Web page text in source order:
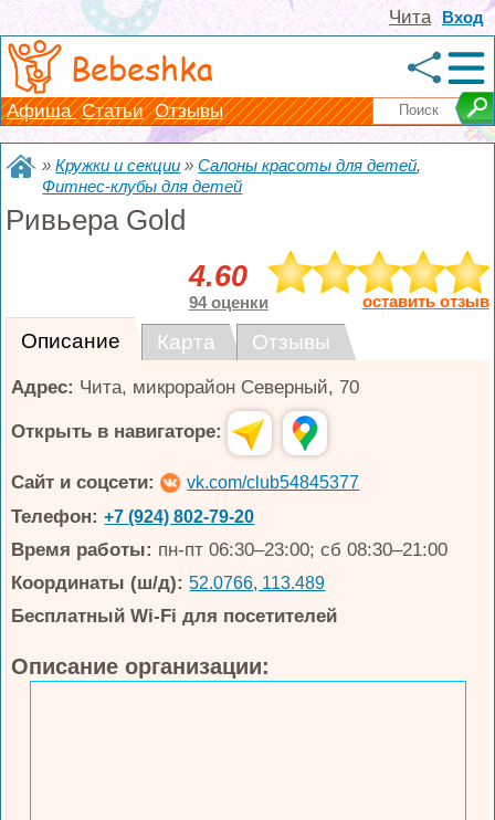
Вход
Чита
Bebeshka
Афиша Статьи Отзывы
»Кружки и секции »Салоны красоты для детей,
Фитнес-клубы для детей
Ривьера Gold
4.60
94 оценки оставить отзыв
Описание Карта Отзывы
Адрес: Чита, микрорайон Северный, 70
Открыть в навигаторе:
Сайт и соцсети: vk.com/club54845377
Телефон: +7 (924) 802-79-20
Время работы: пн-пт 06:30–23:00; сб 08:30–21:00
Координаты (ш/д): 52.0766, 113.489
Бесплатный Wi-Fi для посетителей
Описание организации: